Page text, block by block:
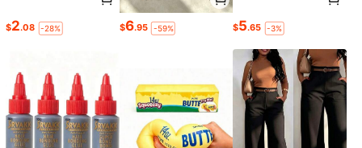
$2.08 -28% $6.95 -59% $5.65 -3%